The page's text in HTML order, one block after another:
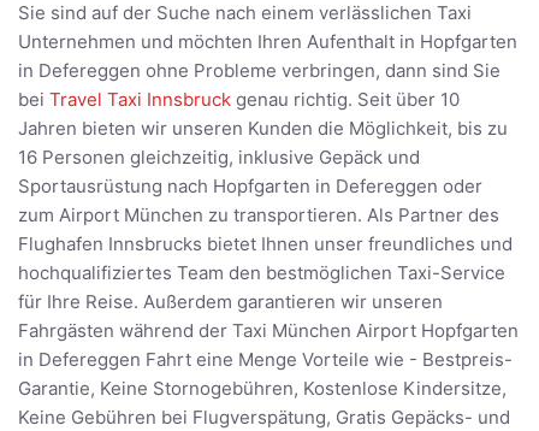
Sie sind auf der Suche nach einem verlässlichen Taxi
Unternehmen und möchten Ihren Aufenthalt in Hopfgarten
in Defereggen ohne Probleme verbringen, dann sind Sie
bei Travel Taxi Innsbruck genau richtig. Seit über 10
Jahren bieten wir unseren Kunden die Möglichkeit, bis zu
16 Personen gleichzeitig, inklusive Gepäck und
Sportausrüstung nach Hopfgarten in Defereggen oder
zum Airport München zu transportieren. Als Partner des
Flughafen Innsbrucks bietet Ihnen unser freundliches und
hochqualifiziertes Team den bestmöglichen Taxi-Service
für Ihre Reise. Außerdem garantieren wir unseren
Fahrgästen während der Taxi München Airport Hopfgarten
in Defereggen Fahrt eine Menge Vorteile wie - Bestpreis-
Garantie, Keine Stornogebühren, Kostenlose Kindersitze,
Keine Gebühren bei Flugverspätung, Gratis Gepäcks- und